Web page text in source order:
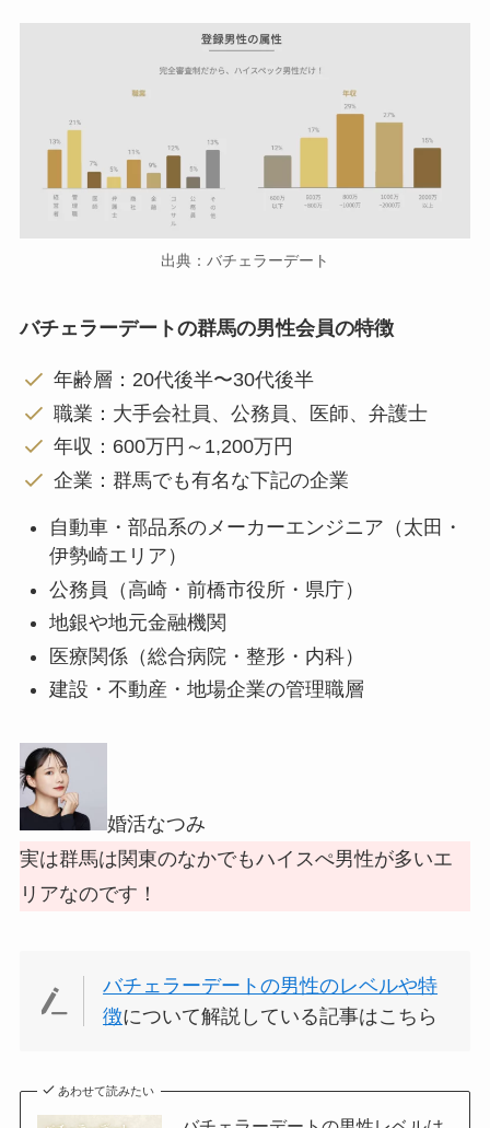
出典：バチェラーデート
バチェラーデートの群馬の男性会員の特徴
年齢層：20代後半〜30代後半
職業：大手会社員、公務員、医師、弁護士
年収：600万円～1,200万円
企業：群馬でも有名な下記の企業
自動車・部品系のメーカーエンジニア（太田・
伊勢崎エリア）
公務員（高崎・前橋市役所・県庁）
地銀や地元金融機関
医療関係（総合病院・整形・内科）
建設・不動産・地場企業の管理職層
婚活なつみ
実は群馬は関東のなかでもハイスぺ男性が多いエ
リアなのです！
バチェラーデートの男性のレベルや特
徴について解説している記事はこちら
あわせて読みたい